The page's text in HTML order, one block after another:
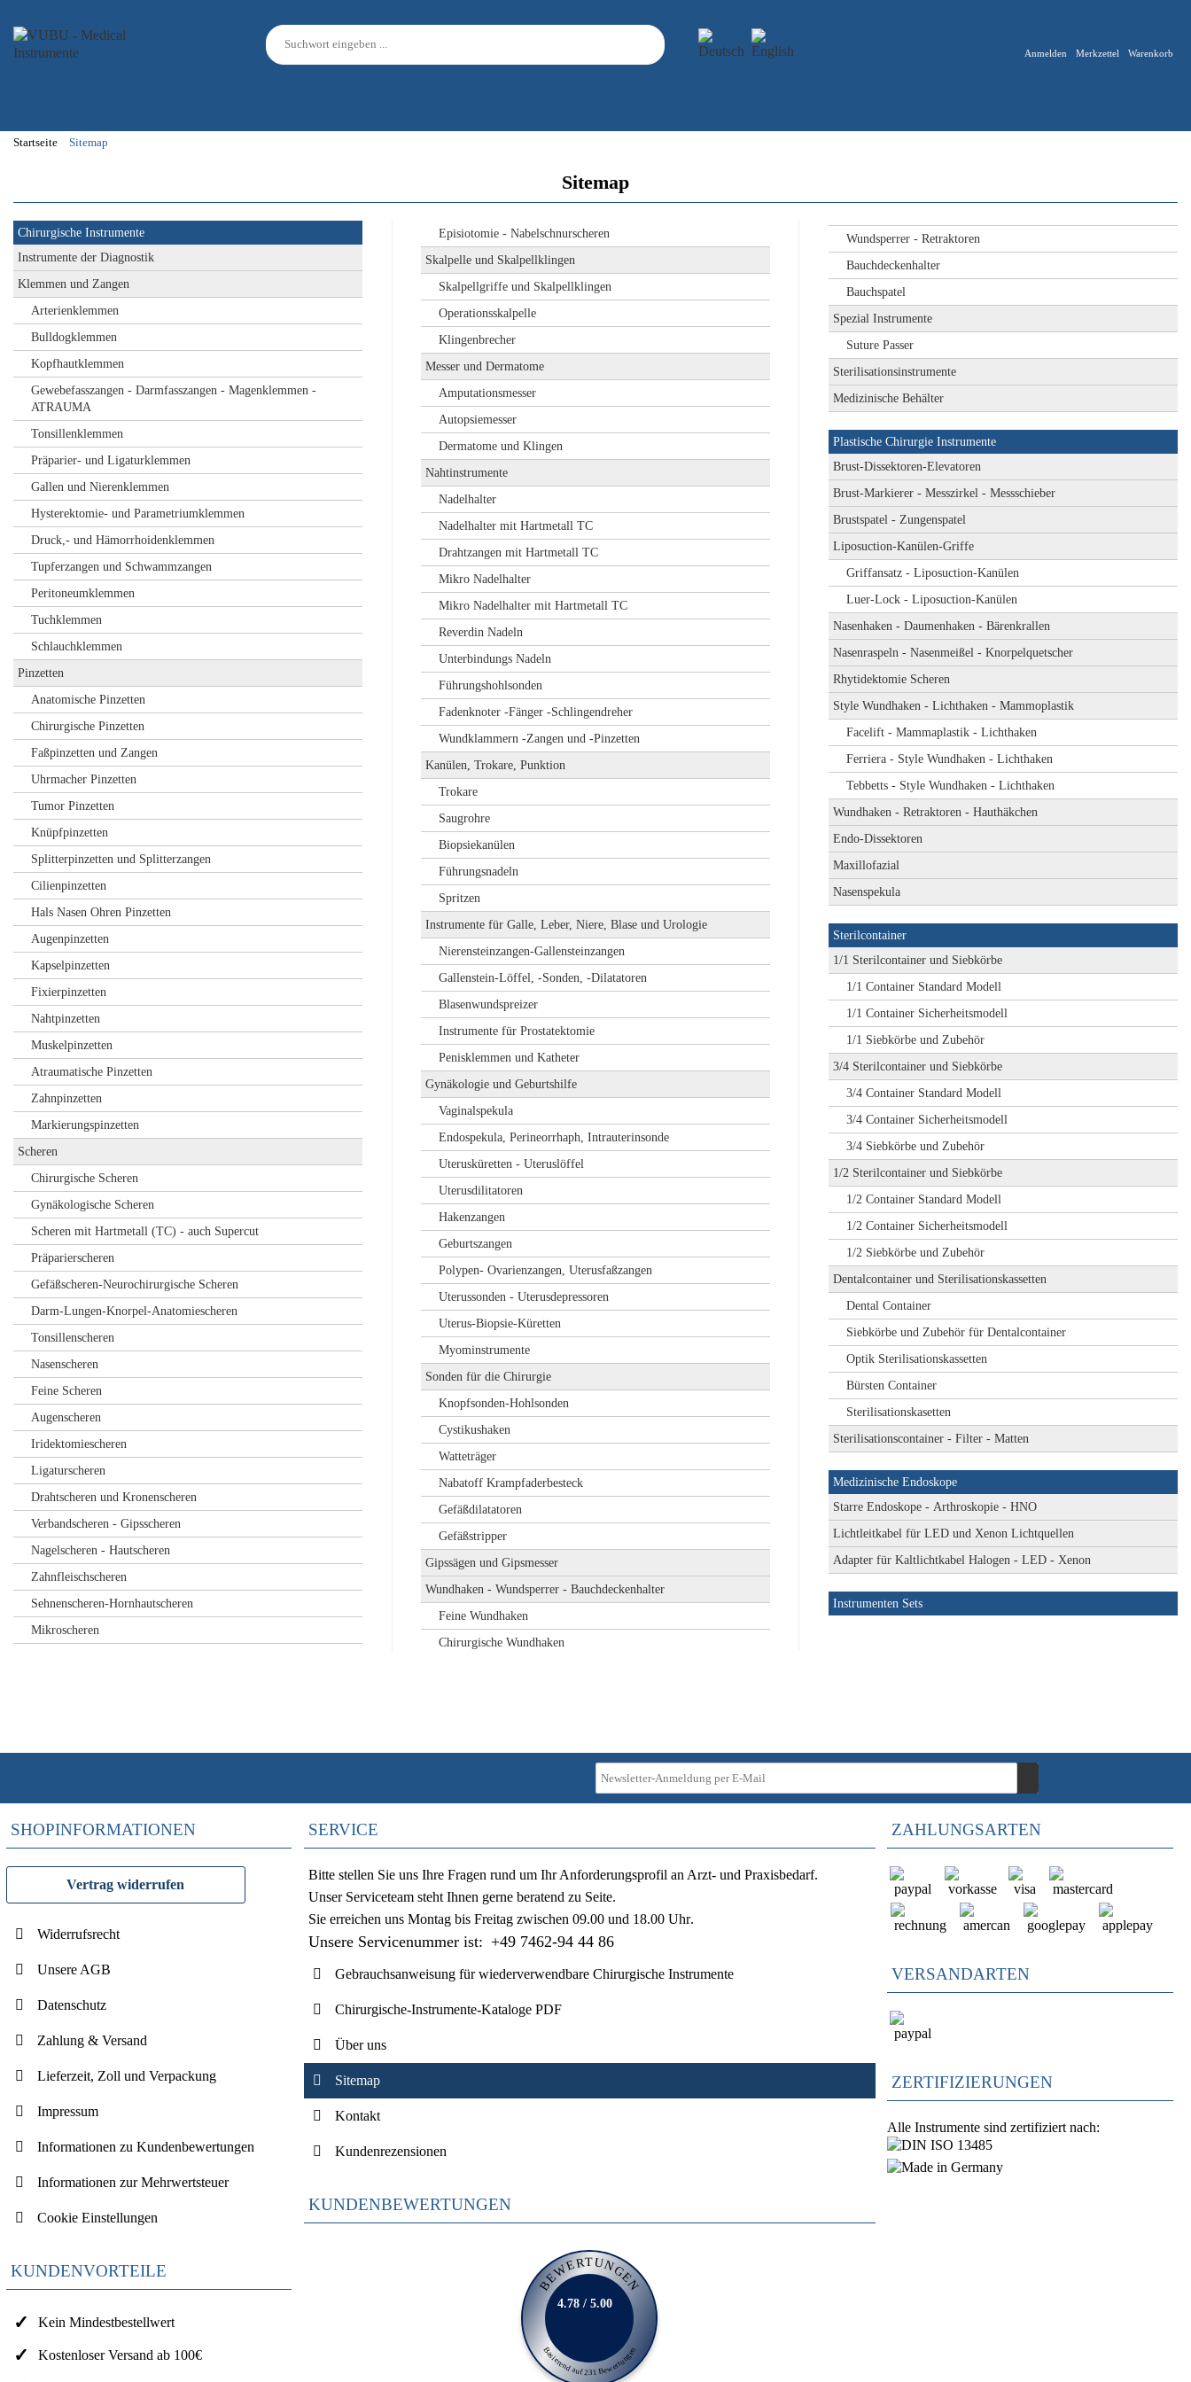
Anmelden Merkzettel Warenkorb
Startseite Sitemap
Sitemap
Chirurgische Instrumente
Instrumente der Diagnostik
Klemmen und Zangen
Arterienklemmen
Bulldogklemmen
Kopfhautklemmen
Gewebefasszangen - Darmfasszangen - Magenklemmen -
ATRAUMA
Tonsillenklemmen
Präparier- und Ligaturklemmen
Gallen und Nierenklemmen
Hysterektomie- und Parametriumklemmen
Druck,- und Hämorrhoidenklemmen
Tupferzangen und Schwammzangen
Peritoneumklemmen
Tuchklemmen
Schlauchklemmen
Pinzetten
Anatomische Pinzetten
Chirurgische Pinzetten
Faßpinzetten und Zangen
Uhrmacher Pinzetten
Tumor Pinzetten
Knüpfpinzetten
Splitterpinzetten und Splitterzangen
Cilienpinzetten
Hals Nasen Ohren Pinzetten
Augenpinzetten
Kapselpinzetten
Fixierpinzetten
Nahtpinzetten
Muskelpinzetten
Atraumatische Pinzetten
Zahnpinzetten
Markierungspinzetten
Scheren
Chirurgische Scheren
Gynäkologische Scheren
Scheren mit Hartmetall (TC) - auch Supercut
Präparierscheren
Gefäßscheren-Neurochirurgische Scheren
Darm-Lungen-Knorpel-Anatomiescheren
Tonsillenscheren
Nasenscheren
Feine Scheren
Augenscheren
Iridektomiescheren
Ligaturscheren
Drahtscheren und Kronenscheren
Verbandscheren - Gipsscheren
Nagelscheren - Hautscheren
Zahnfleischscheren
Sehnenscheren-Hornhautscheren
Mikroscheren
Episiotomie - Nabelschnurscheren
Skalpelle und Skalpellklingen
Skalpellgriffe und Skalpellklingen
Operationsskalpelle
Klingenbrecher
Messer und Dermatome
Amputationsmesser
Autopsiemesser
Dermatome und Klingen
Nahtinstrumente
Nadelhalter
Nadelhalter mit Hartmetall TC
Drahtzangen mit Hartmetall TC
Mikro Nadelhalter
Mikro Nadelhalter mit Hartmetall TC
Reverdin Nadeln
Unterbindungs Nadeln
Führungshohlsonden
Fadenknoter -Fänger -Schlingendreher
Wundklammern -Zangen und -Pinzetten
Kanülen, Trokare, Punktion
Trokare
Saugrohre
Biopsiekanülen
Führungsnadeln
Spritzen
Instrumente für Galle, Leber, Niere, Blase und Urologie
Nierensteinzangen-Gallensteinzangen
Gallenstein-Löffel, -Sonden, -Dilatatoren
Blasenwundspreizer
Instrumente für Prostatektomie
Penisklemmen und Katheter
Gynäkologie und Geburtshilfe
Vaginalspekula
Endospekula, Perineorrhaph, Intrauterinsonde
Uterusküretten - Uteruslöffel
Uterusdilitatoren
Hakenzangen
Geburtszangen
Polypen- Ovarienzangen, Uterusfaßzangen
Uterussonden - Uterusdepressoren
Uterus-Biopsie-Küretten
Myominstrumente
Sonden für die Chirurgie
Knopfsonden-Hohlsonden
Cystikushaken
Watteträger
Nabatoff Krampfaderbesteck
Gefäßdilatatoren
Gefäßstripper
Gipssägen und Gipsmesser
Wundhaken - Wundsperrer - Bauchdeckenhalter
Feine Wundhaken
Chirurgische Wundhaken
Wundsperrer - Retraktoren
Bauchdeckenhalter
Bauchspatel
Spezial Instrumente
Suture Passer
Sterilisationsinstrumente
Medizinische Behälter
Plastische Chirurgie Instrumente
Brust-Dissektoren-Elevatoren
Brust-Markierer - Messzirkel - Messschieber
Brustspatel - Zungenspatel
Liposuction-Kanülen-Griffe
Griffansatz - Liposuction-Kanülen
Luer-Lock - Liposuction-Kanülen
Nasenhaken - Daumenhaken - Bärenkrallen
Nasenraspeln - Nasenmeißel - Knorpelquetscher
Rhytidektomie Scheren
Style Wundhaken - Lichthaken - Mammoplastik
Facelift - Mammaplastik - Lichthaken
Ferriera - Style Wundhaken - Lichthaken
Tebbetts - Style Wundhaken - Lichthaken
Wundhaken - Retraktoren - Hauthäkchen
Endo-Dissektoren
Maxillofazial
Nasenspekula
Sterilcontainer
1/1 Sterilcontainer und Siebkörbe
1/1 Container Standard Modell
1/1 Container Sicherheitsmodell
1/1 Siebkörbe und Zubehör
3/4 Sterilcontainer und Siebkörbe
3/4 Container Standard Modell
3/4 Container Sicherheitsmodell
3/4 Siebkörbe und Zubehör
1/2 Sterilcontainer und Siebkörbe
1/2 Container Standard Modell
1/2 Container Sicherheitsmodell
1/2 Siebkörbe und Zubehör
Dentalcontainer und Sterilisationskassetten
Dental Container
Siebkörbe und Zubehör für Dentalcontainer
Optik Sterilisationskassetten
Bürsten Container
Sterilisationskasetten
Sterilisationscontainer - Filter - Matten
Medizinische Endoskope
Starre Endoskope - Arthroskopie - HNO
Lichtleitkabel für LED und Xenon Lichtquellen
Adapter für Kaltlichtkabel Halogen - LED - Xenon
Instrumenten Sets
SHOPINFORMATIONEN
Vertrag widerrufen
Widerrufsrecht
Unsere AGB
Datenschutz
Zahlung & Versand
Lieferzeit, Zoll und Verpackung
Impressum
Informationen zu Kundenbewertungen
Informationen zur Mehrwertsteuer
Cookie Einstellungen
KUNDENVORTEILE
Kein Mindestbestellwert
Kostenloser Versand ab 100€
SERVICE
Bitte stellen Sie uns Ihre Fragen rund um Ihr Anforderungsprofil an Arzt- und Praxisbedarf.
Unser Serviceteam steht Ihnen gerne beratend zu Seite.
Sie erreichen uns Montag bis Freitag zwischen 09.00 und 18.00 Uhr.
Unsere Servicenummer ist: +49 7462-94 44 86
Gebrauchsanweisung für wiederverwendbare Chirurgische Instrumente
Chirurgische-Instrumente-Kataloge PDF
Über uns
Sitemap
Kontakt
Kundenrezensionen
KUNDENBEWERTUNGEN
BEWERTUNGEN
Basierend auf 231 Bewertungen
4.78 / 5.00
ZAHLUNGSARTEN
VERSANDARTEN
ZERTIFIZIERUNGEN
Alle Instrumente sind zertifiziert nach: